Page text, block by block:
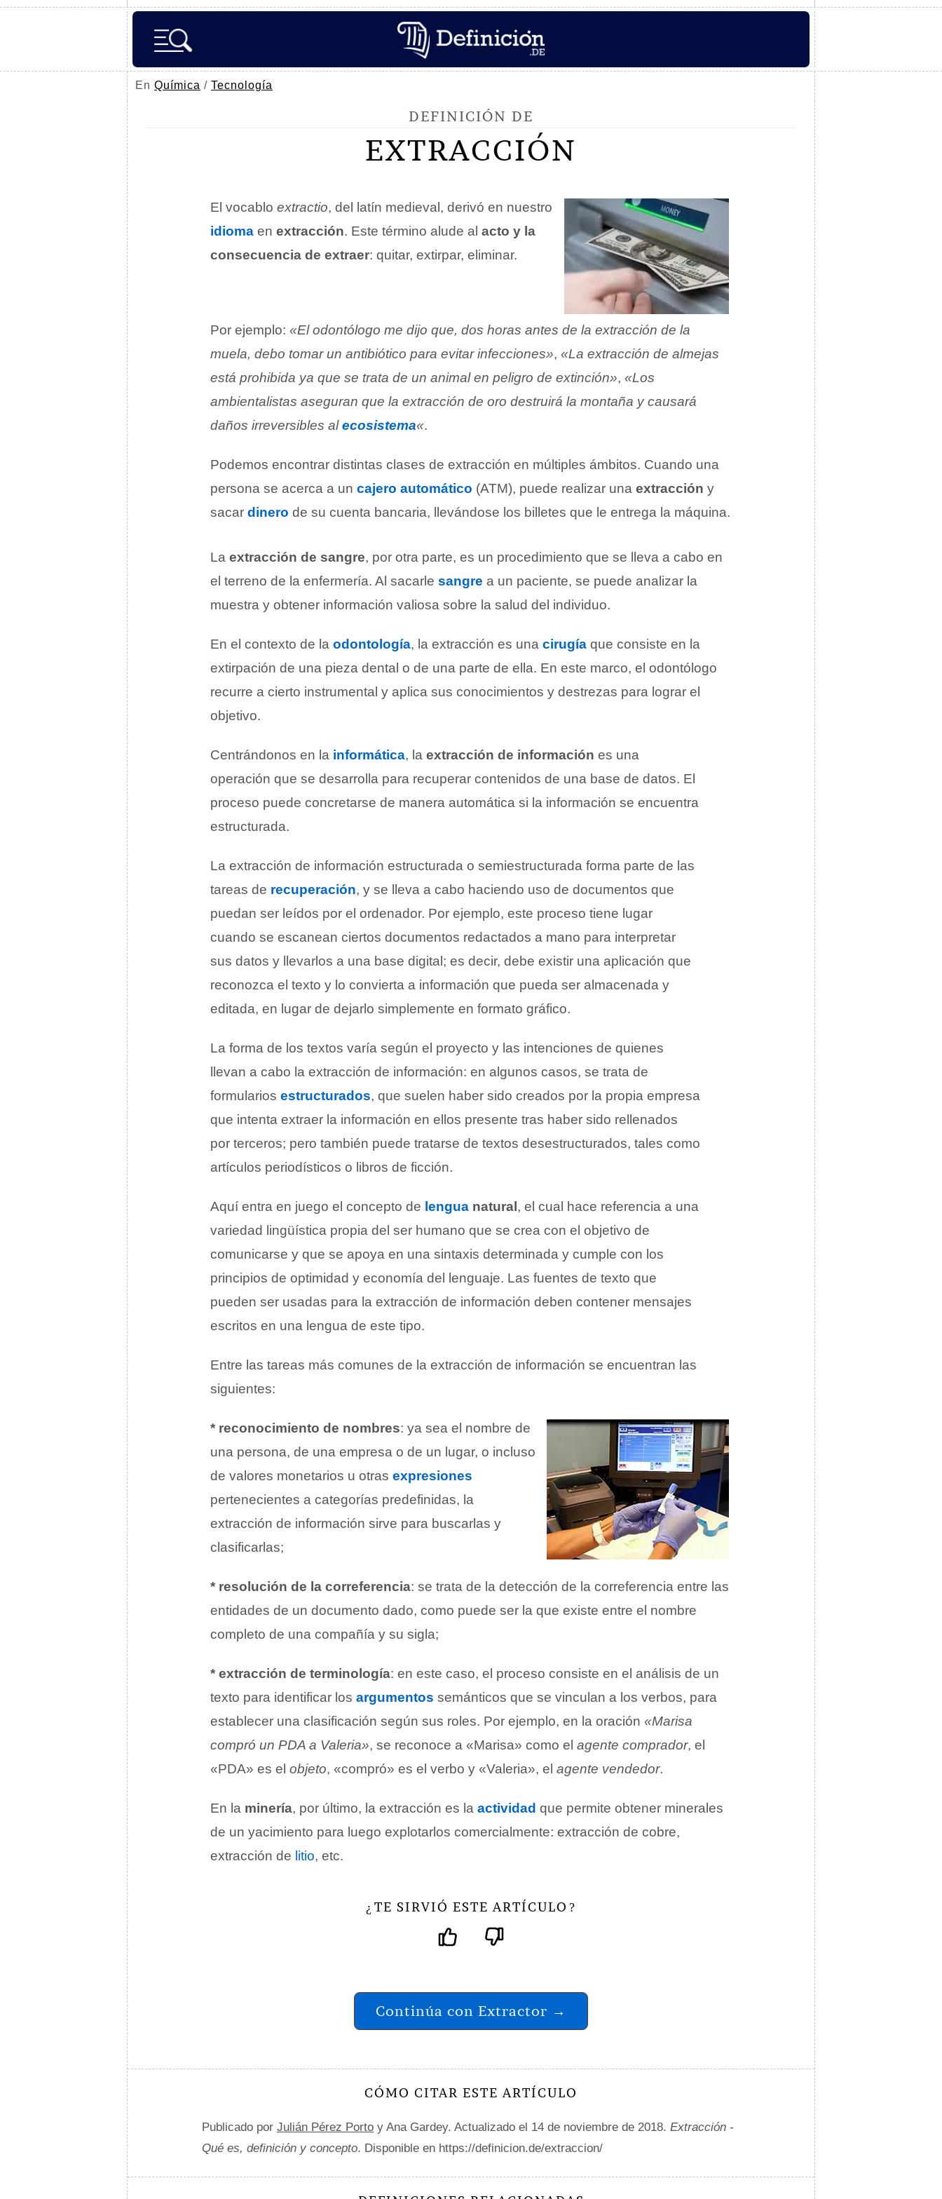
En Química / Tecnología
DEFINICIÓN DE
EXTRACCIÓN
El vocablo extractio, del latín medieval, derivó en nuestro
idioma en extracción. Este término alude al acto y la
consecuencia de extraer: quitar, extirpar, eliminar.
Por ejemplo: «El odontólogo me dijo que, dos horas antes de la extracción de la
muela, debo tomar un antibiótico para evitar infecciones», «La extracción de almejas
está prohibida ya que se trata de un animal en peligro de extinción», «Los
ambientalistas aseguran que la extracción de oro destruirá la montaña y causará
daños irreversibles alecosistema«.
Podemos encontrar distintas clases de extracción en múltiples ámbitos. Cuando una
persona se acerca a un cajero automático (ATM), puede realizar una extracción y
sacar dinero de su cuenta bancaria, llevándose los billetes que le entrega la máquina.
La extracción de sangre, por otra parte, es un procedimiento que se lleva a cabo en
el terreno de la enfermería. Al sacarle sangre a un paciente, se puede analizar la
muestra y obtener información valiosa sobre la salud del individuo.
En el contexto de la odontología, la extracción es una cirugía que consiste en la
extirpación de una pieza dental o de una parte de ella. En este marco, el odontólogo
recurre a cierto instrumental y aplica sus conocimientos y destrezas para lograr el
objetivo.
Centrándonos en la informática, la extracción de información es una
operación que se desarrolla para recuperar contenidos de una base de datos. El
proceso puede concretarse de manera automática si la información se encuentra
estructurada.
La extracción de información estructurada o semiestructurada forma parte de las
tareas de recuperación, y se lleva a cabo haciendo uso de documentos que
puedan ser leídos por el ordenador. Por ejemplo, este proceso tiene lugar
cuando se escanean ciertos documentos redactados a mano para interpretar
sus datos y llevarlos a una base digital; es decir, debe existir una aplicación que
reconozca el texto y lo convierta a información que pueda ser almacenada y
editada, en lugar de dejarlo simplemente en formato gráfico.
La forma de los textos varía según el proyecto y las intenciones de quienes
llevan a cabo la extracción de información: en algunos casos, se trata de
formularios estructurados, que suelen haber sido creados por la propia empresa
que intenta extraer la información en ellos presente tras haber sido rellenados
por terceros; pero también puede tratarse de textos desestructurados, tales como
artículos periodísticos o libros de ficción.
Aquí entra en juego el concepto de lengua natural , el cual hace referencia a una
variedad lingüística propia del ser humano que se crea con el objetivo de
comunicarse y que se apoya en una sintaxis determinada y cumple con los
principios de optimidad y economía del lenguaje. Las fuentes de texto que
pueden ser usadas para la extracción de información deben contener mensajes
escritos en una lengua de este tipo.
Entre las tareas más comunes de la extracción de información se encuentran las
siguientes:
* reconocimiento de nombres: ya sea el nombre de
una persona, de una empresa o de un lugar, o incluso
de valores monetarios u otras expresiones
pertenecientes a categorías predefinidas, la
extracción de información sirve para buscarlas y
clasificarlas;
* resolución de la correferencia: se trata de la detección de la correferencia entre las
entidades de un documento dado, como puede ser la que existe entre el nombre
completo de una compañía y su sigla;
* extracción de terminología: en este caso, el proceso consiste en el análisis de un
texto para identificar los argumentos semánticos que se vinculan a los verbos, para
establecer una clasificación según sus roles. Por ejemplo, en la oración «Marisa
compró un PDA a Valeria», se reconoce a «Marisa» como el agente comprador, el
«PDA» es el objeto, «compró» es el verbo y «Valeria», el agente vendedor.
En la minería, por último, la extracción es la actividad que permite obtener minerales
de un yacimiento para luego explotarlos comercialmente: extracción de cobre,
extracción de litio, etc.
¿ TE SIRVIÓ ESTE ARTÍCULO ?
Continúa con Extractor →
CÓMO CITAR ESTE ARTÍCULO
Publicado por Julián Pérez Porto y Ana Gardey. Actualizado el 14 de noviembre de 2018. Extracción -
Qué es, definición y concepto. Disponible en https://definicion.de/extraccion/